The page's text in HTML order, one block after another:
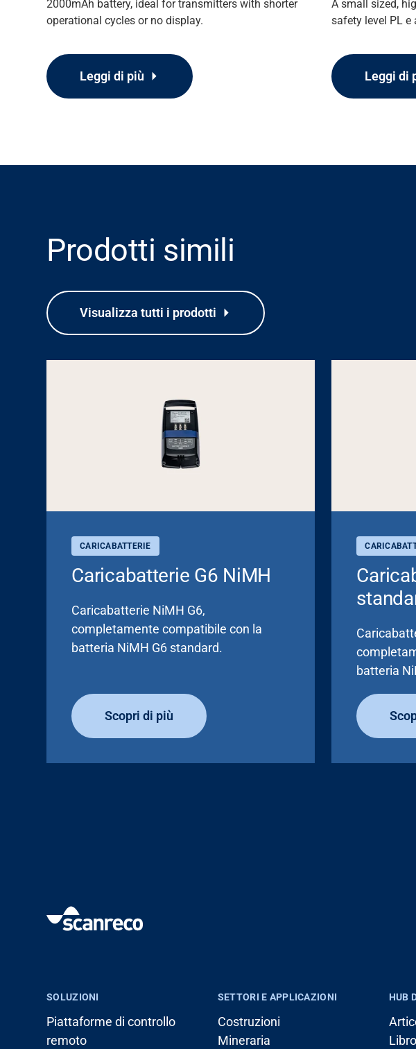
2000mAh battery, ideal for transmitters with shorter
operational cycles or no display.
Leggi di più
A small sized,
safety level PL e
Leggi di
Prodotti simili
Visualizza tutti i prodotti
CARICABATTERIE
Caricabatterie G6 NiMH
Caricabatterie NiMH G6,
completamente compatibile con la
batteria NiMH G6 standard.
Scopri di più
batteria
SOLUZIONI
Piattaforme di controllo
remoto
SETTORI E APPLICAZIONI
Costruzioni
Mineraria
HUB